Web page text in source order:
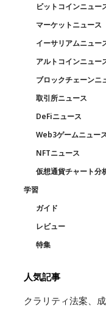
ビットコインニュー
マーケットニュース
イーサリアムニュー
アルトコインニュー
ブロックチェーンニ
取引所ニュース
DeFiニュース
Web3ゲームニュー
NFTニュース
仮想通貨チャート分
学習
ガイド
レビュー
特集
人気記事
クラリティ法案、